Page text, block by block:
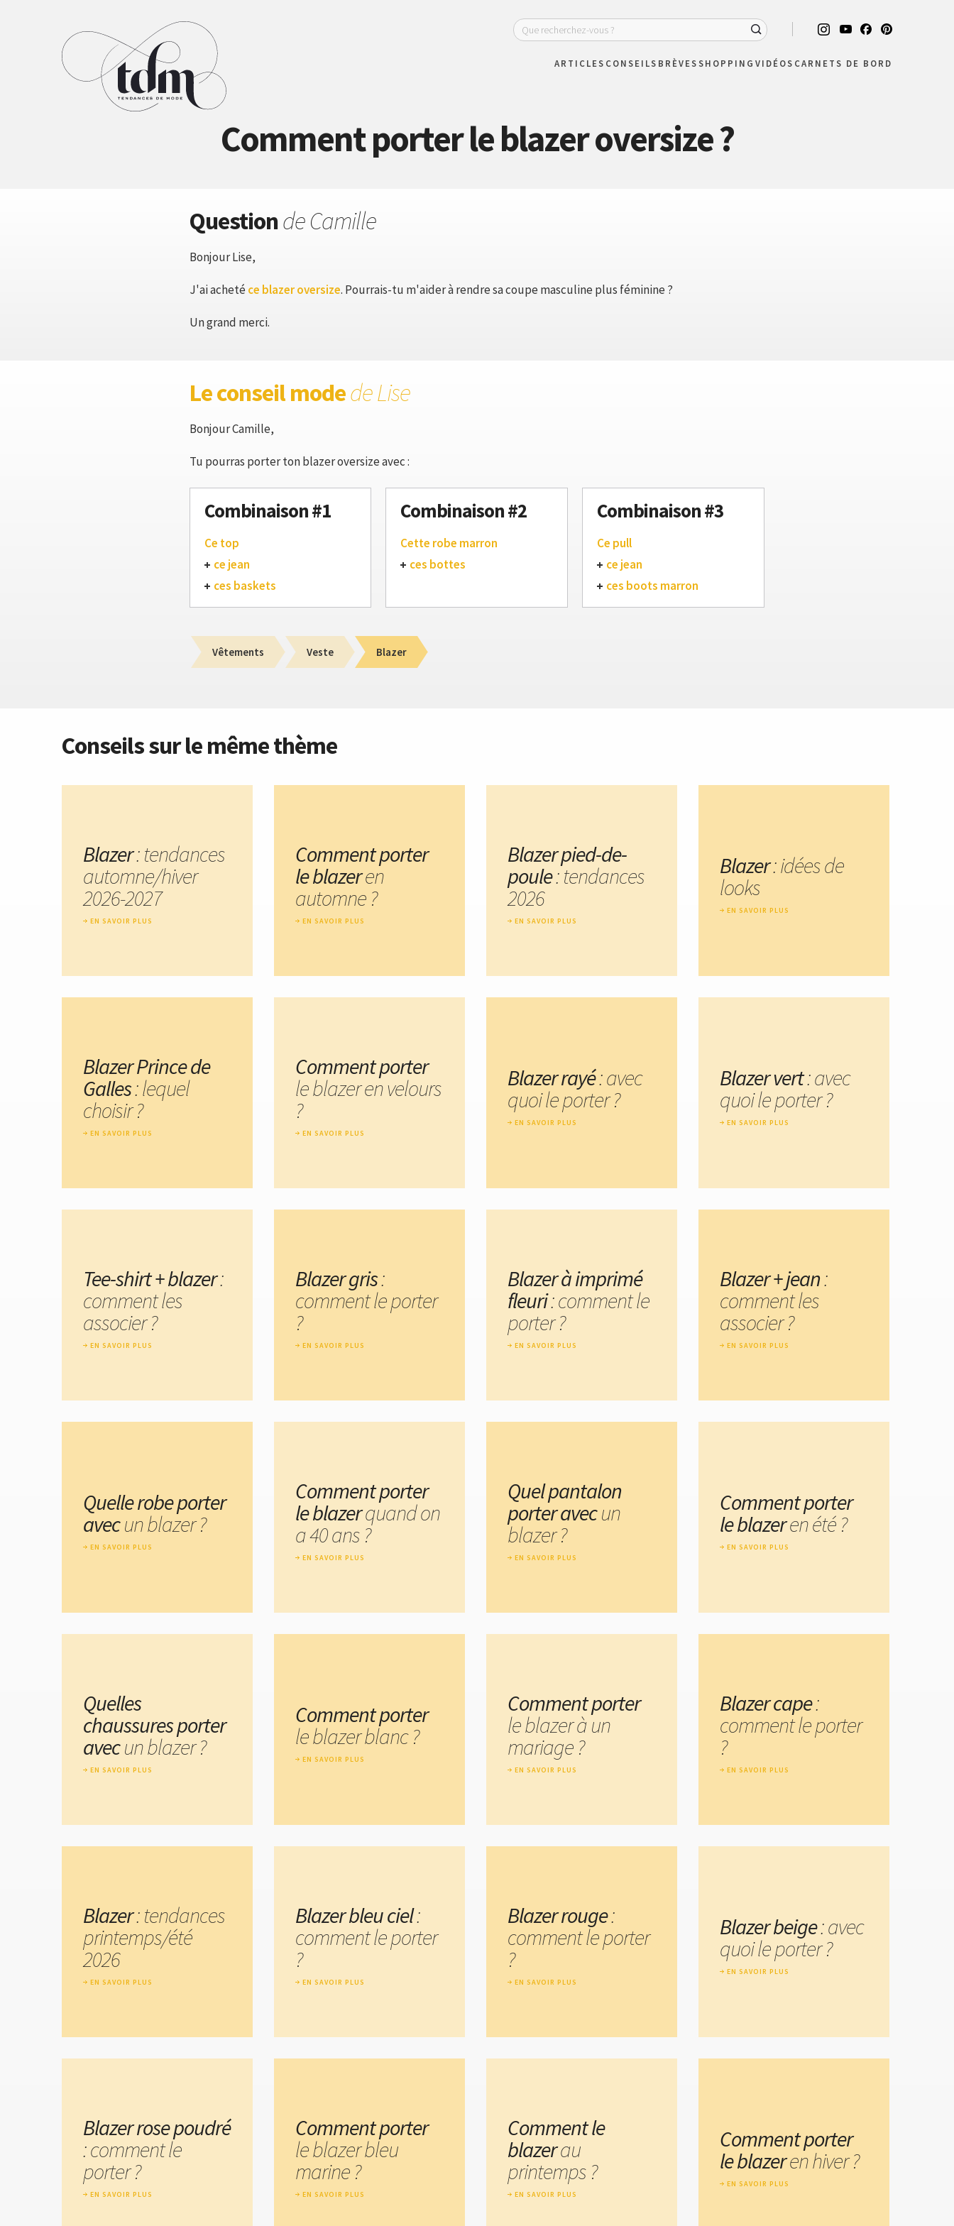
ARTICLES CONSEILS BRÈVESSHOPPING VIDÉOS CARNETS DE BORD
Comment porter le blazer oversize ?
Questionde Camille
Bonjour Lise,
J'ai acheté ce blazer oversize. Pourrais-tu m'aider à rendre sa coupe masculine plus féminine ?
Un grand merci.
Le conseil modede Lise
Bonjour Camille,
Tu pourras porter ton blazer oversize avec :
Combinaison #1
Ce top
ce jean
ces baskets
Combinaison #2
Cette robe marron
ces bottes
Combinaison #3
Ce pull
ce jean
ces boots marron
Vêtements Veste Blazer
Conseils sur le même thème
Blazer: tendances
automne/hiver
2026-2027
EN SAVOIR PLUS
Comment porter
le blazeren
automne ?
EN SAVOIR PLUS
Blazer pied-de-
poule: tendances
2026
EN SAVOIR PLUS
Blazer: idées de
looks
EN SAVOIR PLUS
Blazer Prince de
Galles: lequel
choisir ?
EN SAVOIR PLUS
Comment porter
le blazer en velours
?
EN SAVOIR PLUS
Blazer rayé: avec
quoi le porter ?
EN SAVOIR PLUS
Blazer vert: avec
quoi le porter ?
EN SAVOIR PLUS
Tee-shirt + blazer:
comment les
associer ?
EN SAVOIR PLUS
Blazer gris:
comment le porter
?
EN SAVOIR PLUS
Blazer à imprimé
fleuri: comment le
porter ?
EN SAVOIR PLUS
Blazer + jean:
comment les
associer ?
EN SAVOIR PLUS
Quelle robe porter
avecun blazer ?
EN SAVOIR PLUS
Comment porter
le blazerquand on
a 40 ans ?
EN SAVOIR PLUS
Quel pantalon
porter avecun
blazer ?
EN SAVOIR PLUS
Comment porter
le blazeren été ?
EN SAVOIR PLUS
Quelles
chaussures porter
avecun blazer ?
EN SAVOIR PLUS
Comment porter
le blazer blanc ?
EN SAVOIR PLUS
Comment porter
le blazer à un
mariage ?
EN SAVOIR PLUS
Blazer cape:
comment le porter
?
EN SAVOIR PLUS
Blazer: tendances
printemps/été
2026
EN SAVOIR PLUS
Blazer bleu ciel:
comment le porter
?
EN SAVOIR PLUS
Blazer rouge:
comment le porter
?
EN SAVOIR PLUS
Blazer beige: avec
quoi le porter ?
EN SAVOIR PLUS
Blazer rose poudré
: comment le
porter ?
EN SAVOIR PLUS
Comment porter
le blazer bleu
marine ?
EN SAVOIR PLUS
Comment le
blazerau
printemps ?
EN SAVOIR PLUS
Comment porter
le blazeren hiver ?
EN SAVOIR PLUS